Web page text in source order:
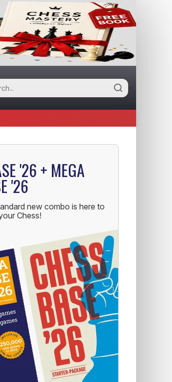
'26 + MEGA
'26
new combo is here to
Chess!